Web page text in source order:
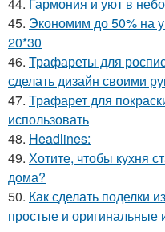
45. Экономим до 50% на
20*30
46. Трафареты для
сделать дизайн своими
47. Трафарет для
использовать
48. Headlines:
49. Хотите, чтобы кухня
дома?
50. Как сделать поделки
простые и оригинальные